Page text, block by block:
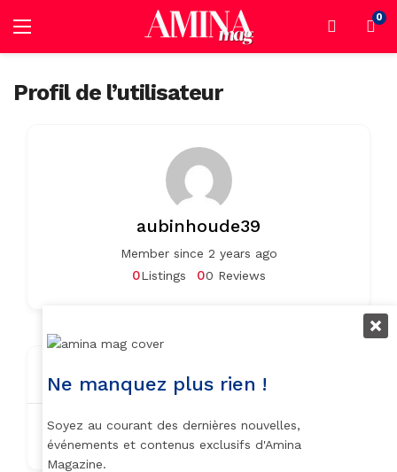
0
Profil de l’utilisateur
aubinhoude39
Member since 2 years ago
00 Reviews
0Listings
aubinhoude39@gmail.com
Ne manquez plus rien !
Soyez au courant des dernières nouvelles,
événements et contenus exclusifs d'Amina
Magazine.